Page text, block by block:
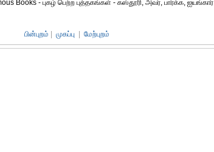
Books - புகழ் பெற்ற புத்தகங்கள் - கஸ்தூரி, அவர், பார்க்க, ஐயங்கார்
பின்புறம் முகப்பு மேற்புறம்